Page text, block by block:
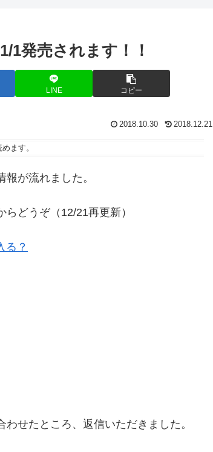
1発売されます！！
LINE コピー
2018.10.30 2018.12.21
ます。
が流れました。
どうぞ（12/21再更新）
る？
せたところ、返信いただきました。